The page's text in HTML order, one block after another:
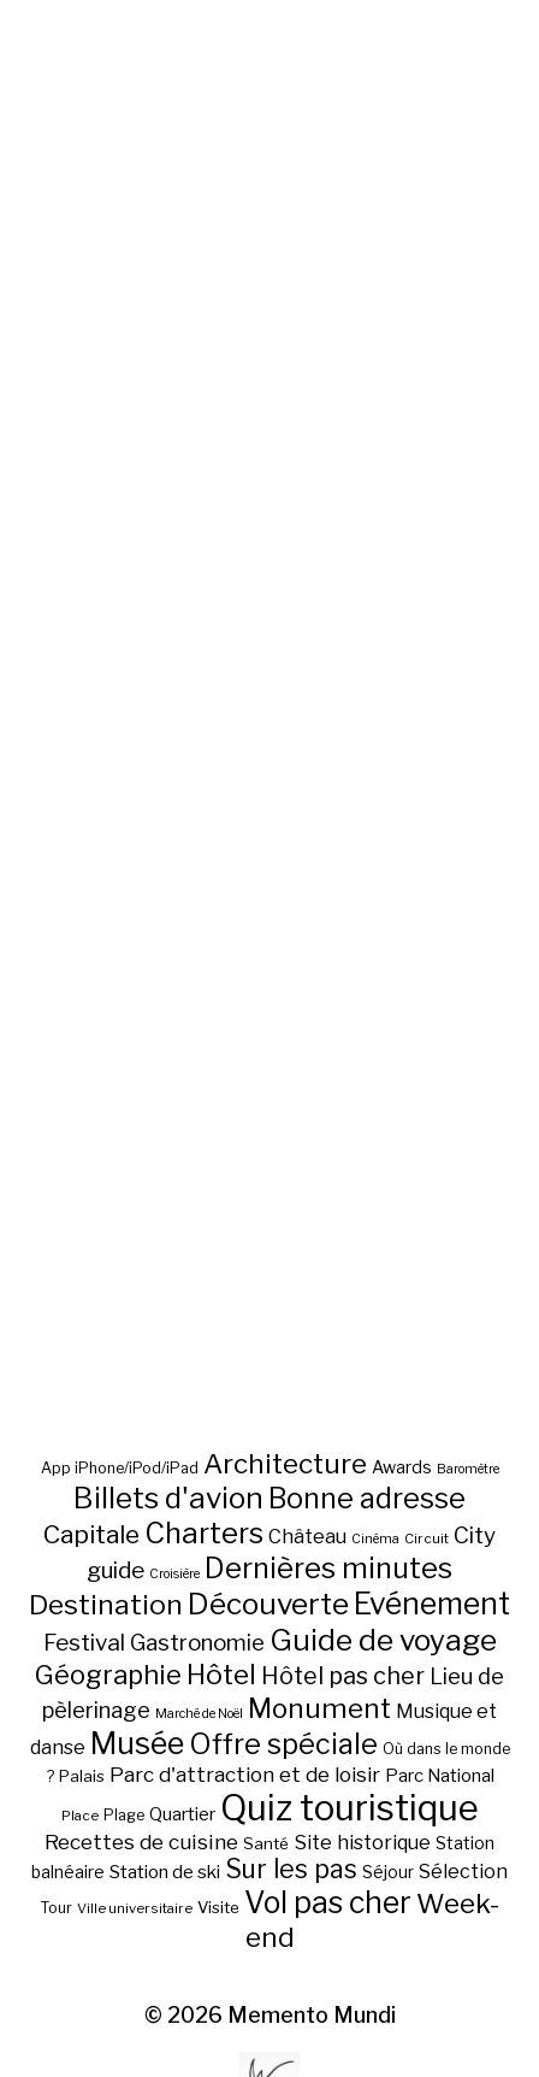
App iPhone/iPod/iPad Architecture Awards Baromètre
Billets d'avion Bonne adresse
Capitale Charters Château Cinéma Circuit City
guide Croisière Dernières minutes
Destination Découverte Evénement
Festival Gastronomie Guide de voyage
Géographie Hôtel Hôtel pas cher Lieu de
pèlerinage Marché de Noël Monument Musique et
danse Musée Offre spéciale Où dans le monde
? Palais Parc d'attraction et de loisir Parc National
Place Plage Quartier Quiz touristique
Recettes de cuisine Santé Site historique Station
balnéaire Station de ski Sur les pas Séjour Sélection
Tour Ville universitaire Visite Vol pas cher Week-
end
© 2026 Memento Mundi